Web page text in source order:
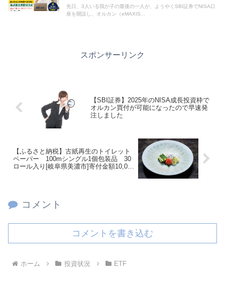
先日、3人いる我が子の最後の一人が、ようやくSBI証券でNISA口
座を開設し、オルカン（eMAXIS...
スポンサーリンク
【SBI証券】2025年のNISA成長投資枠で
オルカン買付が可能になったので早速発
注しました
【ふるさと納税】古紙再生のトイレット
ペーパー 100mシングル1個包装品 30
ロール入り[岐阜県美濃市]寄付金額10,000
コメント
コメントを書き込む
ホーム 投資状況 ETF